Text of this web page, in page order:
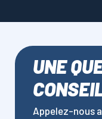
UNE
Appelez-nous